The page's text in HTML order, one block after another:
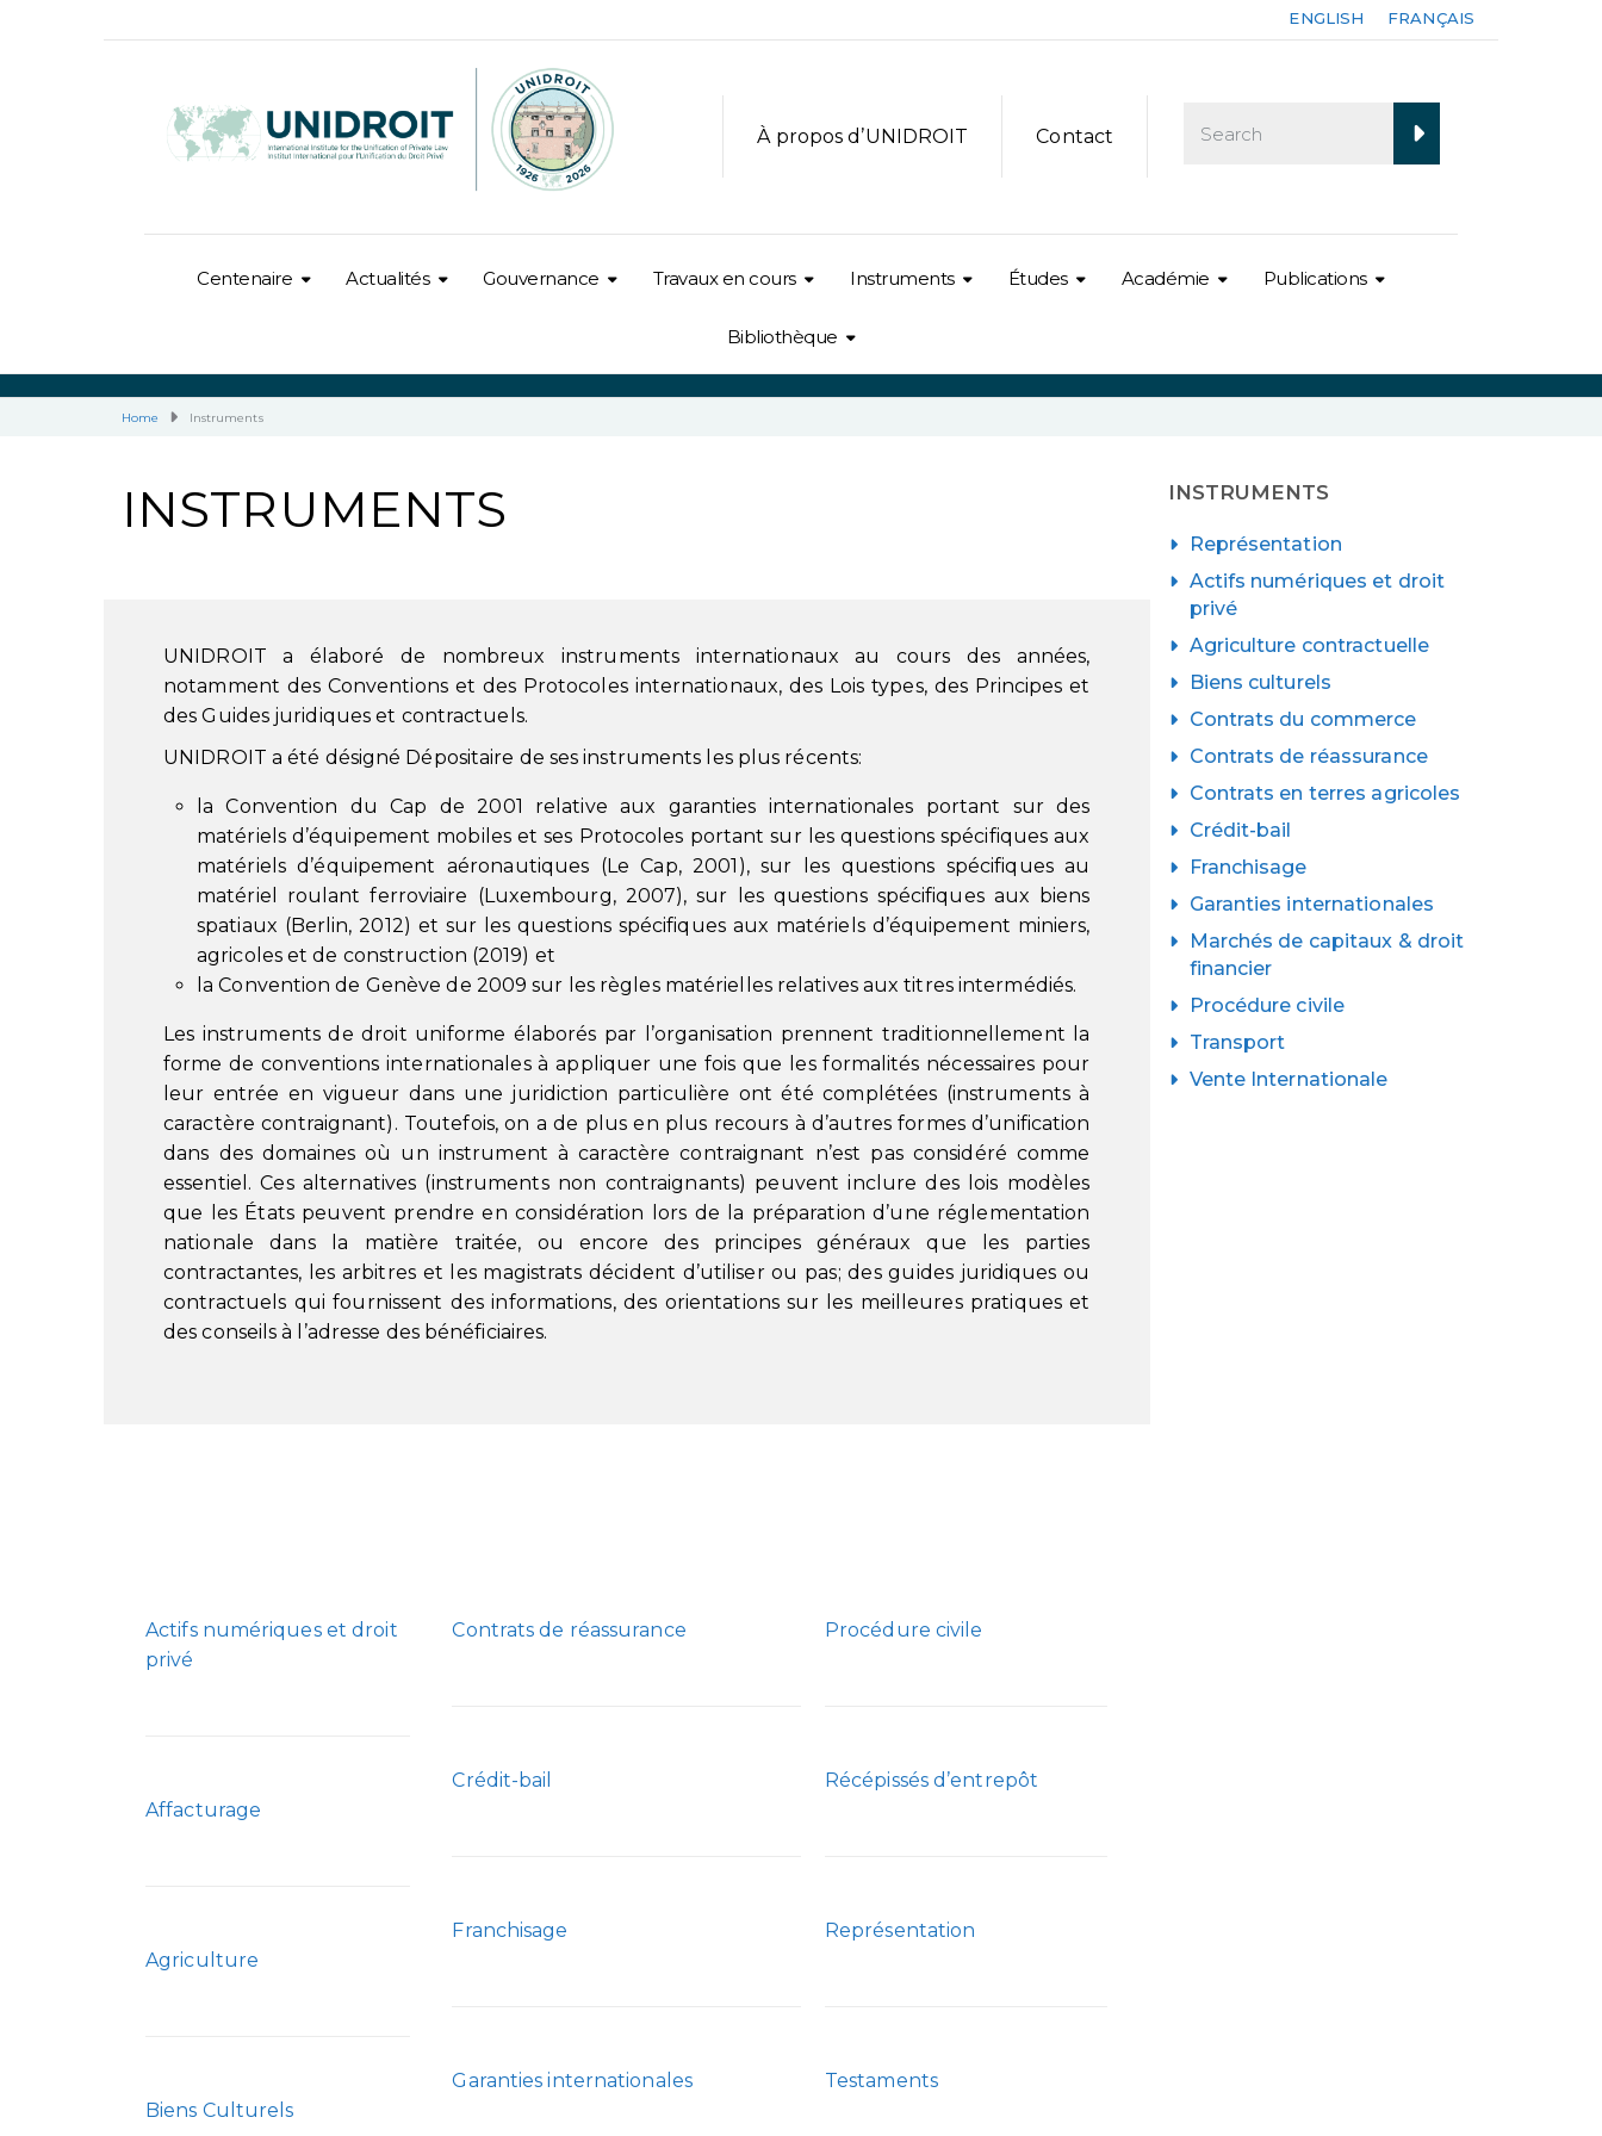
ENGLISH FRANÇAIS
À propos d’UNIDROIT Contact
Centenaire Actualités Gouvernance Travaux en cours Instruments Études Académie Publications
Bibliothèque
Home Instruments
INSTRUMENTS
UNIDROIT a élaboré de nombreux instruments internationaux au cours des années,
notamment des Conventions et des Protocoles internationaux, des Lois types, des Principes et
des Guides juridiques et contractuels.
UNIDROIT a été désigné Dépositaire de ses instruments les plus récents:
la Convention du Cap de 2001 relative aux garanties internationales portant sur des
matériels d’équipement mobiles et ses Protocoles portant sur les questions spécifiques aux
matériels d’équipement aéronautiques (Le Cap, 2001), sur les questions spécifiques au
matériel roulant ferroviaire (Luxembourg, 2007), sur les questions spécifiques aux biens
spatiaux (Berlin, 2012) et sur les questions spécifiques aux matériels d’équipement miniers,
agricoles et de construction (2019) et
la Convention de Genève de 2009 sur les règles matérielles relatives aux titres intermédiés.
Les instruments de droit uniforme élaborés par l’organisation prennent traditionnellement la
forme de conventions internationales à appliquer une fois que les formalités nécessaires pour
leur entrée en vigueur dans une juridiction particulière ont été complétées (instruments à
caractère contraignant). Toutefois, on a de plus en plus recours à d’autres formes d’unification
dans des domaines où un instrument à caractère contraignant n’est pas considéré comme
essentiel. Ces alternatives (instruments non contraignants) peuvent inclure des lois modèles
que les États peuvent prendre en considération lors de la préparation d’une réglementation
nationale dans la matière traitée, ou encore des principes généraux que les parties
contractantes, les arbitres et les magistrats décident d’utiliser ou pas; des guides juridiques ou
contractuels qui fournissent des informations, des orientations sur les meilleures pratiques et
des conseils à l’adresse des bénéficiaires.
Actifs numériques et droit
privé
Affacturage
Agriculture
Biens Culturels
Contrats de réassurance
Crédit-bail
Franchisage
Garanties internationales
Procédure civile
Récépissés d’entrepôt
Représentation
Testaments
INSTRUMENTS
Représentation
Actifs numériques et droit
privé
Agriculture contractuelle
Biens culturels
Contrats du commerce
Contrats de réassurance
Contrats en terres agricoles
Crédit-bail
Franchisage
Garanties internationales
Marchés de capitaux & droit
financier
Procédure civile
Transport
Vente Internationale